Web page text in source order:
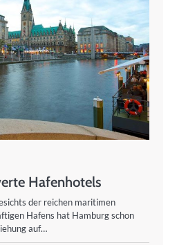
Hafenhotels
der reichen maritimen
Hafens hat Hamburg schon
auf…